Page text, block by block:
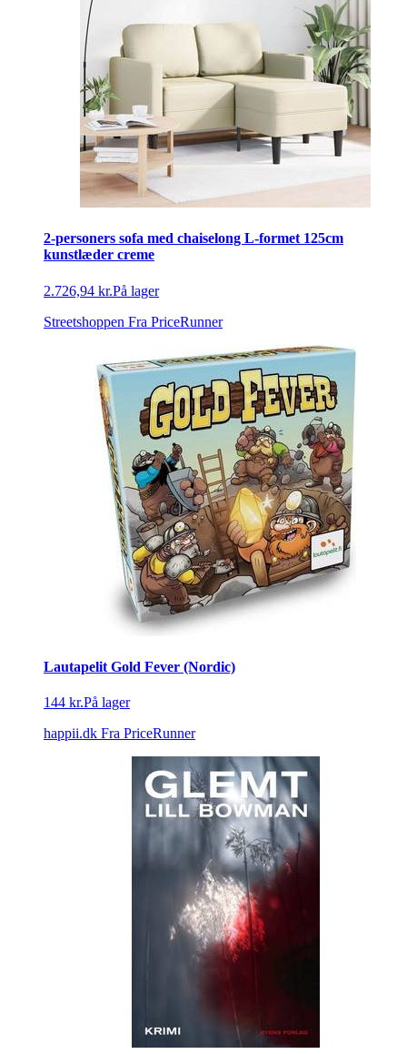
2-personers sofa med chaiselong L-formet 125cm
kunstlæder creme
2.726,94 kr.På lager
Streetshoppen Fra PriceRunner
Lautapelit Gold Fever (Nordic)
144 kr.På lager
happii.dk Fra PriceRunner